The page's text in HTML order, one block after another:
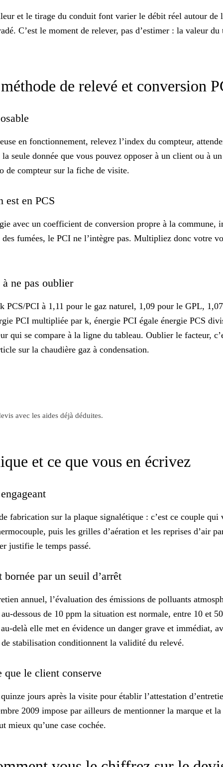
et le tirage du conduit font varier le débit réel autour
C’est le moment de relever, pas d’estimer : la valeur
de relevé et conversion
en fonctionnement, relevez l’index du compteur,
seule donnée que vous pouvez opposer à un client ou à
de compteur sur la fiche de visite.
est en PCS
avec un coefficient de conversion propre à la
fumées, le PCI ne l’intègre pas. Multipliez donc votre
ne pas oublier
PCI à 1,11 pour le gaz naturel, 1,09 pour le GPL,
PCI multipliée par k, énergie PCI égale énergie PCS
qui se compare à la ligne du tableau. Oublier le facteur,
sur la chaudière gaz à condensation.
avec les aides déjà déduites.
et ce que vous en écrivez
fabrication sur la plaque signalétique : c’est ce couple
puis les grilles d’aération et les reprises d’air
justifie le temps passé.
par un seuil d’arrêt
annuel, l’évaluation des émissions de polluants
dessous de 10 ppm la situation est normale, entre 10 et
delà elle met en évidence un danger grave et immédiat,
stabilisation conditionnent la validité du relevé.
que le client conserve
jours après la visite pour établir l’attestation
2009 impose par ailleurs de mentionner la marque et
mieux qu’une case cochée.